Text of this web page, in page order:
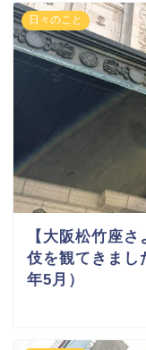
日々のこと
【大阪松竹座
伎を観てきまし
年5月）